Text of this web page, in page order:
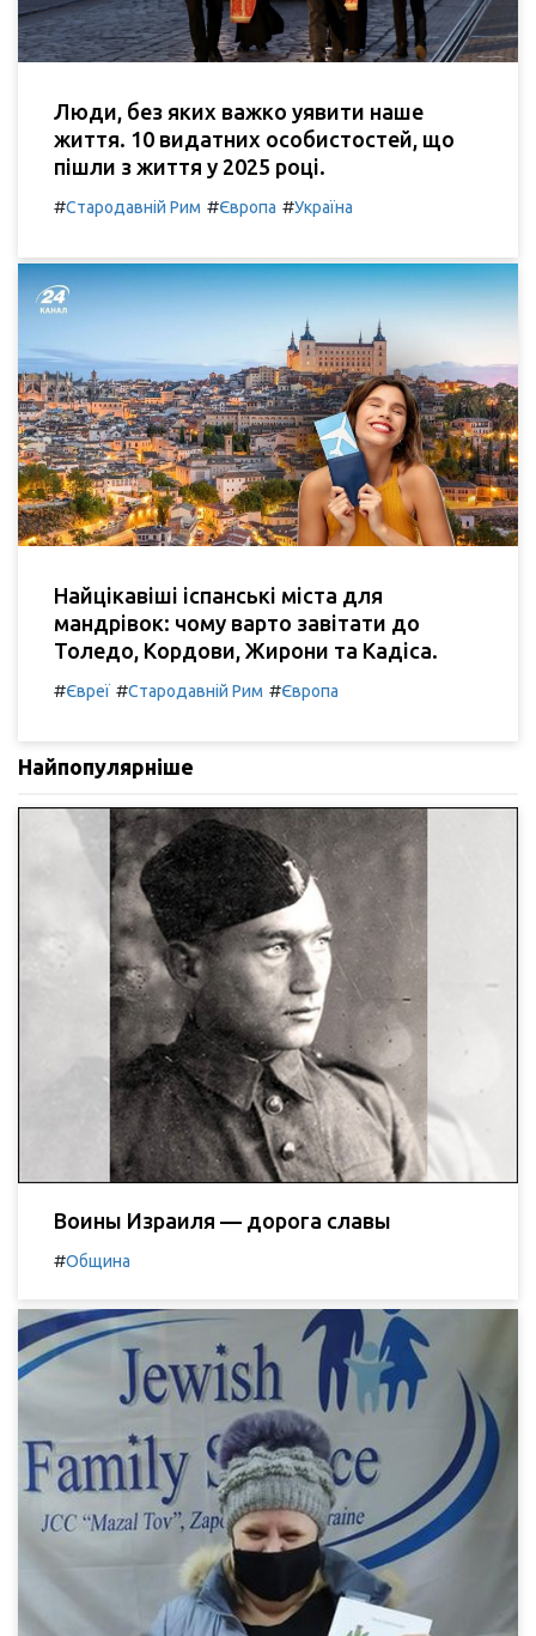
Люди, без яких важко уявити наше
життя. 10 видатних особистостей, що
пішли з життя у 2025 році.
#Стародавній Рим #Європа #Україна
Найцікавіші іспанські міста для
мандрівок: чому варто завітати до
Толедо, Кордови, Жирони та Кадіса.
#Євреї #Стародавній Рим #Європа
Найпопулярніше
Воины Израиля — дорога славы
#Община